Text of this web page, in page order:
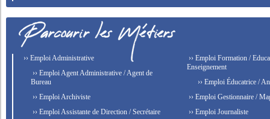
›› Emploi Administrative
›› Emploi Agent Administrative / Agent de
Bureau
›› Emploi Archiviste
›› Emploi Assistante de Direction / Secrétaire
›› Emploi Formation /
Enseignement
›› Emploi Éducatrice /
›› Emploi Gestionnaire /
›› Emploi Journaliste